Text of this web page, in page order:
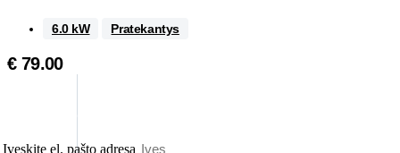
6.0 kW Pratekantys
€79.00
Įveskite el. pašto adresą